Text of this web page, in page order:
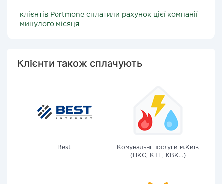
клієнтів Portmone сплатили рахунок цієї компанії
минулого місяця
Клієнти також сплачують
Best
Комунальні послуги м.Київ
(ЦКС, КТЕ, КВК...)